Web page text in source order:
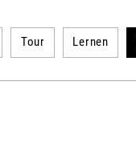
Tour Lernen